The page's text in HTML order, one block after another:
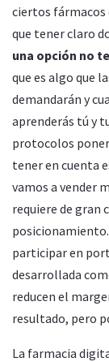
ciertos fármacos
que tener claro
una opción no
que es algo que
demandarán y
aprenderás tú y
protocolos poner
tener en cuenta
vamos a vender
requiere de gran
participar en
desarrollada
reducen el
resultado, pero
La farmacia